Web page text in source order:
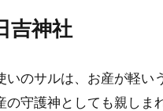
吉神社
いのサルは、お産が軽い
の守護神としても親しま